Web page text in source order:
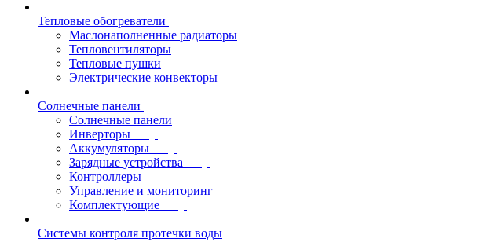
Тепловые обогреватели
Маслонаполненные радиаторы
Тепловентиляторы
Тепловые пушки
Электрические конвекторы
Солнечные панели
Солнечные панели
Инверторы
Аккумуляторы
Зарядные устройства
Контроллеры
Управление и мониторинг
Комплектующие
Системы контроля протечки воды